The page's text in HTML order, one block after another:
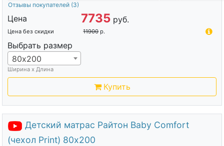
Отзывы покупателей (3)
Цена 7735 руб.
Цена без скидки 11900 р.
Выбрать размер
80х200
Ширина х Длина
Купить
Детский матрас Райтон Baby Comfort
(чехол Print) 80х200